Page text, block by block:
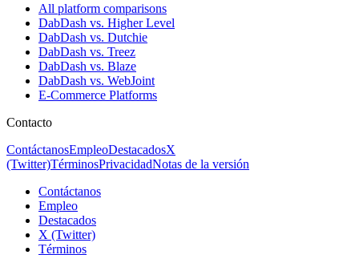
All platform comparisons
DabDash vs. Higher Level
DabDash vs. Dutchie
DabDash vs. Treez
DabDash vs. Blaze
DabDash vs. WebJoint
E-Commerce Platforms
Contacto
ContáctanosEmpleoDestacadosX
(Twitter)TérminosPrivacidadNotas de la versión
Contáctanos
Empleo
Destacados
X (Twitter)
Términos